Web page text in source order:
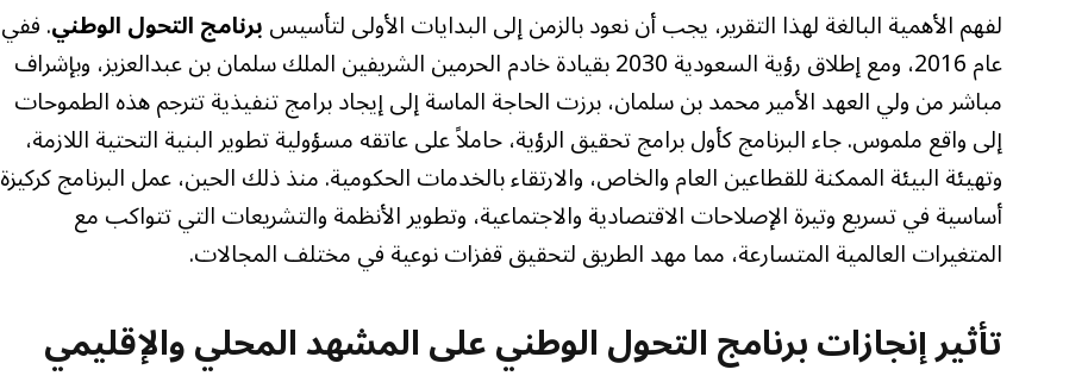
لفهم الأهمية البالغة لهذا التقرير، يجب أن نعود بالزمن إلى البدايات الأولى لتأسيسبرنامج التحول الوطني. ففي
عام 2016، ومع إطلاق رؤية السعودية 2030 بقيادة خادم الحرمين الشريفين الملك سلمان بن عبدالعزيز، وبإشراف
مباشر من ولي العهد الأمير محمد بن سلمان، برزت الحاجة الماسة إلى إيجاد برامج تنفيذية تترجم هذه الطموحات
إلى واقع ملموس. جاء البرنامج كأول برامج تحقيق الرؤية، حاملاً على عاتقه مسؤولية تطوير البنية التحتية اللازمة،
وتهيئة البيئة الممكنة للقطاعين العام والخاص، والارتقاء بالخدمات الحكومية. منذ ذلك الحين، عمل البرنامج كركيزة
أساسية في تسريع وتيرة الإصلاحات الاقتصادية والاجتماعية، وتطوير الأنظمة والتشريعات التي تتواكب مع
المتغيرات العالمية المتسارعة، مما مهد الطريق لتحقيق قفزات نوعية في مختلف المجالات.
تأثير إنجازات برنامج التحول الوطني على المشهد المحلي والإقليمي